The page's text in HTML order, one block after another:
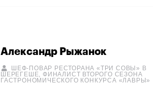
Александр Рыжанок
ШЕФ‑ПОВАР РЕСТОРАНА «ТРИ СОВЫ» В
ШЕРЕГЕШЕ, ФИНАЛИСТ ВТОРОГО СЕЗОНА
ГАСТРОНОМИЧЕСКОГО КОНКУРСА «ЛАВРЫ»